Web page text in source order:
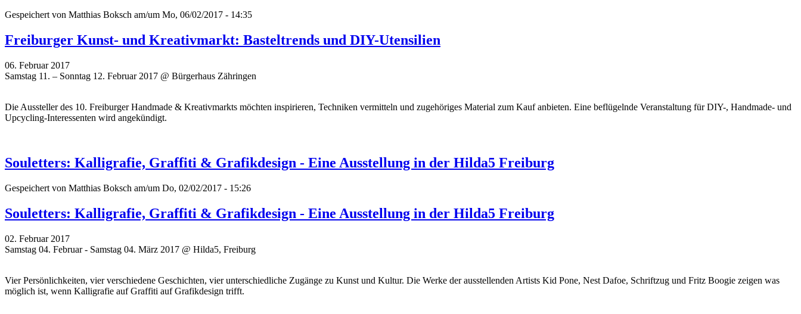
Gespeichert von Matthias Boksch am/um Mo, 06/02/2017 - 14:35
Freiburger Kunst- und Kreativmarkt: Basteltrends und DIY-Utensilien
06. Februar 2017
Samstag 11. – Sonntag 12. Februar 2017 @ Bürgerhaus Zähringen
Die Aussteller des 10. Freiburger Handmade & Kreativmarkts möchten inspirieren, Techniken vermitteln und zugehöriges Material zum Kauf anbieten. Eine beflügelnde Veranstaltung für DIY-, Handmade- und
Upcycling-Interessenten wird angekündigt.
Souletters: Kalligrafie, Graffiti & Grafikdesign - Eine Ausstellung in der Hilda5 Freiburg
Gespeichert von Matthias Boksch am/um Do, 02/02/2017 - 15:26
Souletters: Kalligrafie, Graffiti & Grafikdesign - Eine Ausstellung in der Hilda5 Freiburg
02. Februar 2017
Samstag 04. Februar - Samstag 04. März 2017 @ Hilda5, Freiburg
Vier Persönlichkeiten, vier verschiedene Geschichten, vier unterschiedliche Zugänge zu Kunst und Kultur. Die Werke der ausstellenden Artists Kid Pone, Nest Dafoe, Schriftzug und Fritz Boogie zeigen was
möglich ist, wenn Kalligrafie auf Graffiti auf Grafikdesign trifft.